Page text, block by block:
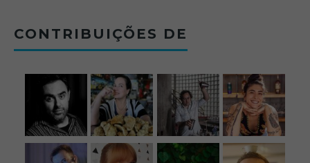
CONTRIBUIÇÕES DE